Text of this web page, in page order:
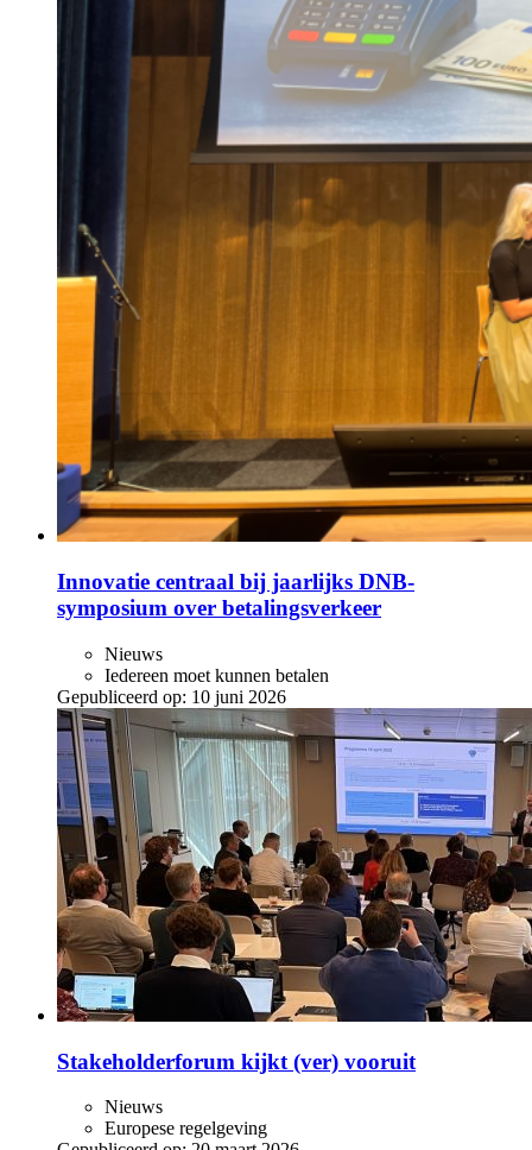
Innovatie centraal bij jaarlijks DNB-
symposium over betalingsverkeer
Nieuws
Iedereen moet kunnen betalen
Gepubliceerd op: 10 juni 2026
Stakeholderforum kijkt (ver) vooruit
Nieuws
Europese regelgeving